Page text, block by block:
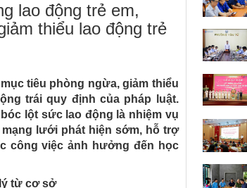
lao động trẻ em,
thiểu lao động trẻ
tiêu phòng ngừa, giảm thiểu
trái quy định của pháp luật.
lột sức lao động là nhiệm vụ
lưới phát hiện sớm, hỗ trợ
công việc ảnh hưởng đến học
từ cơ sở